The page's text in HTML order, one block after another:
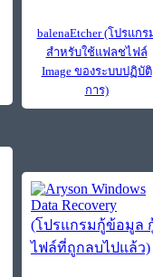
balenaEtcher (โปรแกร
สำหรับใช้แฟลชไฟล์
Image ของระบบปฏิบัติ
การ)